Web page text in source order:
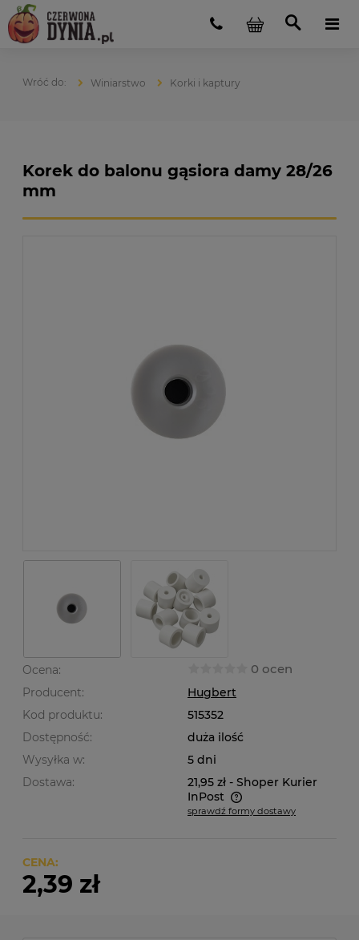
Winiarstwo Korki i kaptury
Korek do balonu gąsiora damy 28/26
mm
Ocena: 0 ocen
Producent:
Hugbert
Kod produktu:
515352
Dostępność:
duża ilość
Wysyłka w:
5 dni
Dostawa:
21,95 zł - Shoper Kurier
InPost
Cena nie zawiera ewentualnych kosztów płatności
sprawdź formy dostawy
CENA:
2,39 zł